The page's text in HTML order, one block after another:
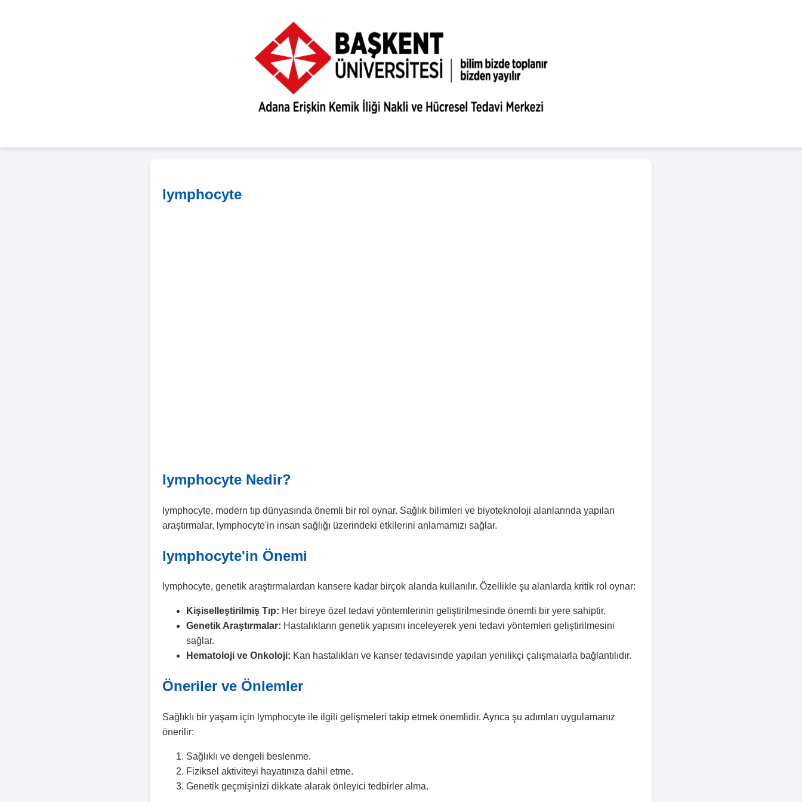
lymphocyte
lymphocyte Nedir?
lymphocyte, modern tıp dünyasında önemli bir rol oynar. Sağlık bilimleri ve biyoteknoloji alanlarında yapılan
araştırmalar, lymphocyte'in insan sağlığı üzerindeki etkilerini anlamamızı sağlar.
lymphocyte'in Önemi
lymphocyte, genetik araştırmalardan kansere kadar birçok alanda kullanılır. Özellikle şu alanlarda kritik rol oynar:
Kişiselleştirilmiş Tıp: Her bireye özel tedavi yöntemlerinin geliştirilmesinde önemli bir yere sahiptir.
Genetik Araştırmalar: Hastalıkların genetik yapısını inceleyerek yeni tedavi yöntemleri geliştirilmesini
sağlar.
Hematoloji ve Onkoloji: Kan hastalıkları ve kanser tedavisinde yapılan yenilikçi çalışmalarla bağlantılıdır.
Öneriler ve Önlemler
Sağlıklı bir yaşam için lymphocyte ile ilgili gelişmeleri takip etmek önemlidir. Ayrıca şu adımları uygulamanız
önerilir:
Sağlıklı ve dengeli beslenme.
Fiziksel aktiviteyi hayatınıza dahil etme.
Genetik geçmişinizi dikkate alarak önleyici tedbirler alma.